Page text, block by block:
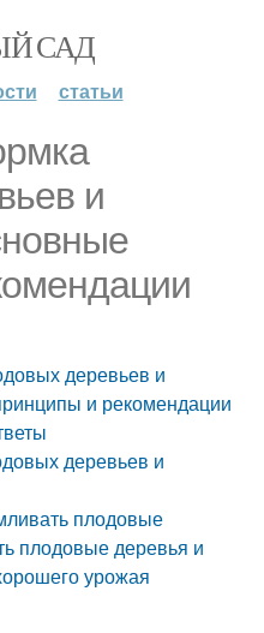
САД
статьи
и
деревьев и
и рекомендации
деревьев и
плодовые
плодовые деревья и
урожая